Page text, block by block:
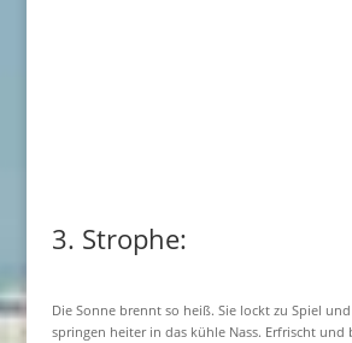
3. Strophe:
Die Sonne brennt so heiß. Sie lockt zu Spiel
springen heiter in das kühle Nass. Erfrischt und